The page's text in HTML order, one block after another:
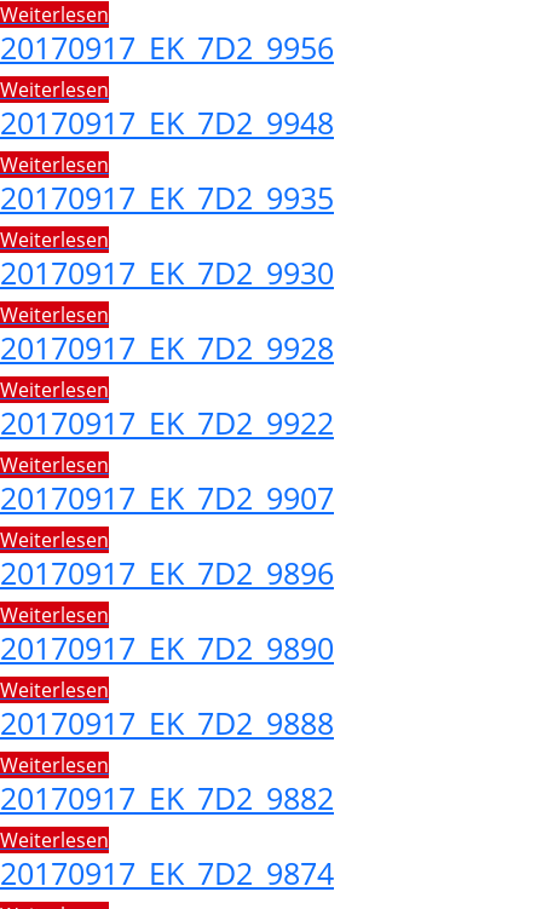
Weiterlesen
20170917_EK_7D2_9956
Weiterlesen
20170917_EK_7D2_9948
Weiterlesen
20170917_EK_7D2_9935
Weiterlesen
20170917_EK_7D2_9930
Weiterlesen
20170917_EK_7D2_9928
Weiterlesen
20170917_EK_7D2_9922
Weiterlesen
20170917_EK_7D2_9907
Weiterlesen
20170917_EK_7D2_9896
Weiterlesen
20170917_EK_7D2_9890
Weiterlesen
20170917_EK_7D2_9888
Weiterlesen
20170917_EK_7D2_9882
Weiterlesen
20170917_EK_7D2_9874